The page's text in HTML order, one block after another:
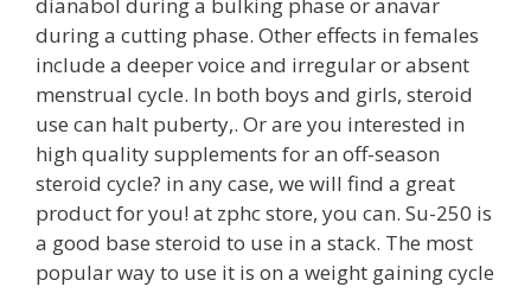
dianabol during a bulking phase or anavar
during a cutting phase. Other effects in females
include a deeper voice and irregular or absent
menstrual cycle. In both boys and girls, steroid
use can halt puberty,. Or are you interested in
high quality supplements for an off-season
steroid cycle? in any case, we will find a great
product for you! at zphc store, you can. Su-250 is
a good base steroid to use in a stack. The most
popular way to use it is on a weight gaining cycle